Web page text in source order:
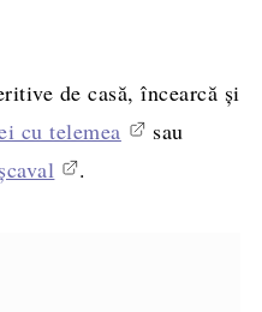
de casă, încearcă și
cu telemea
sau
.